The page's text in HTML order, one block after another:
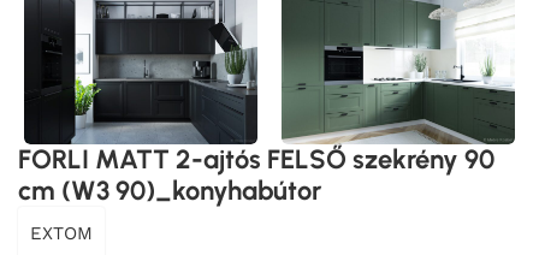
FORLI MATT 2-ajtós FELSŐ szekrény 90
cm (W3 90)_konyhabútor
EXTOM